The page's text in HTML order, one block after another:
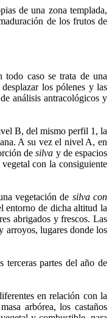
de una zona templada,
de los frutos de
todo caso se trata de una
los pólenes y las
análisis antracológicos y
B, del mismo perfil 1, la
A su vez el nivel A, en
desilva y de espacios
con la consiguiente
vegetación de silva con
entorno de dicha altitud la
abrigados y frescos. Las
arroyos, lugares donde los
terceras partes del año de
en relación con la
arbórea, los castaños